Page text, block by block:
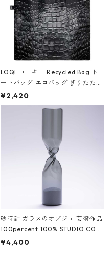
LOQI ローキー Recycled Bag ト
ートバッグ エコバッグ 折りたたみ
大きめ 撥水加工 収納ポーチ CRO
CODILE/Black クロコダイル/ブラ
¥2,420
砂時計 ガラスのオブジェ 芸術作品
100percent 100% STUDIO COH
AKU Timeless 100パーセント ス
¥4,400